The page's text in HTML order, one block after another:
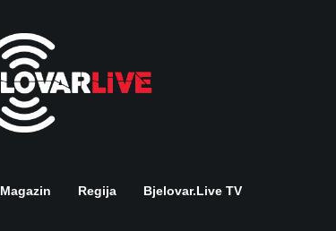
Magazin Regija Bjelovar.live TV